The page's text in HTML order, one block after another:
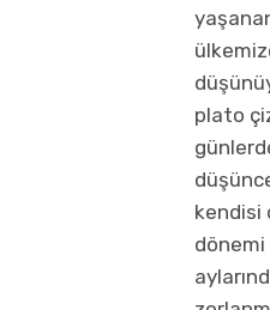
plato
kendisi
dönemi